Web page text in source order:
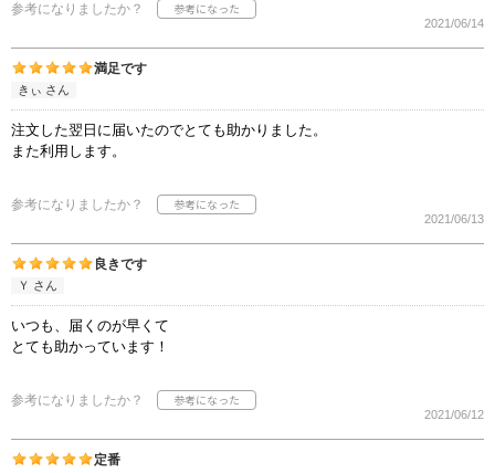
参考になりましたか？
2021/06/14
満足です
きぃ さん
注文した翌日に届いたのでとても助かりました。
また利用します。
参考になりましたか？
2021/06/13
良きです
Ｙ さん
いつも、届くのが早くて
とても助かっています！
参考になりましたか？
2021/06/12
定番